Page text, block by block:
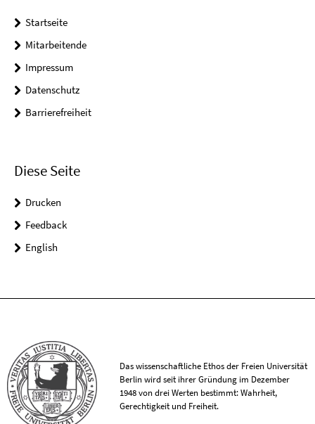
Startseite
Mitarbeitende
Impressum
Datenschutz
Barrierefreiheit
Diese Seite
Drucken
Feedback
English
Das wissenschaftliche Ethos der Freien Universität
Berlin wird seit ihrer Gründung im Dezember
1948 von drei Werten bestimmt: Wahrheit,
Gerechtigkeit und Freiheit.